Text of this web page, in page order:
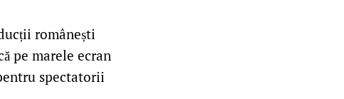
românești
pe marele ecran
spectatorii